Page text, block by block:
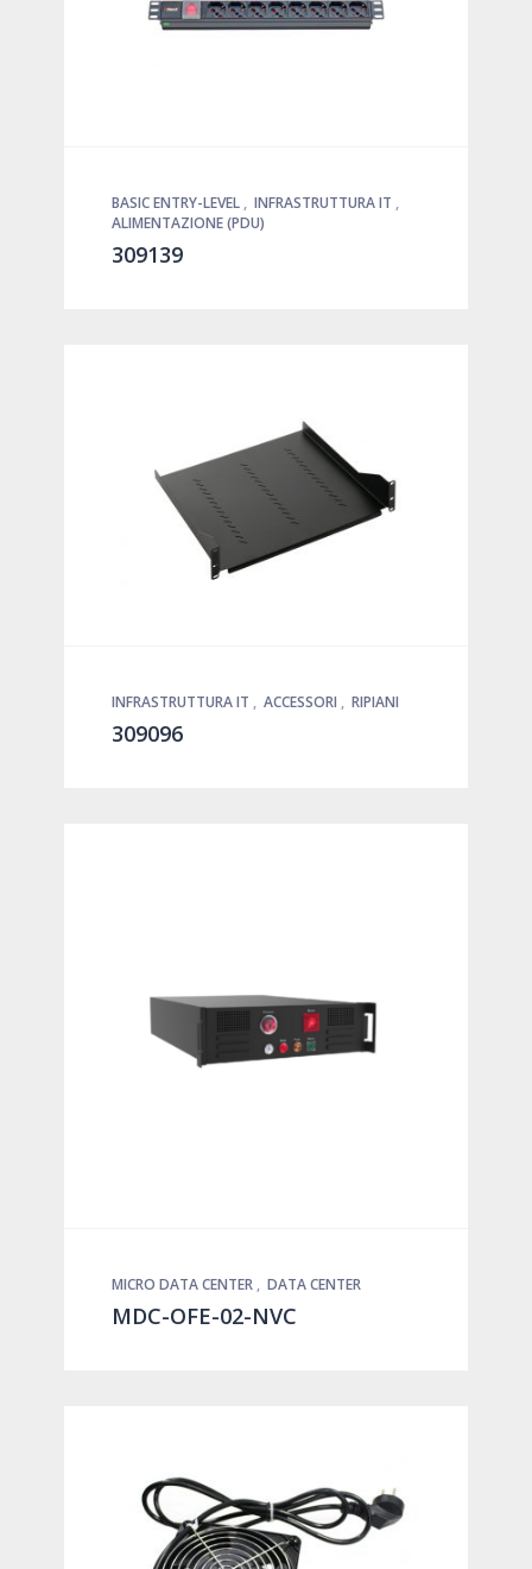
BASIC ENTRY-LEVEL , INFRASTRUTTURA IT ,
ALIMENTAZIONE (PDU)
309139
INFRASTRUTTURA IT , ACCESSORI , RIPIANI
309096
MICRO DATA CENTER , DATA CENTER
MDC-OFE-02-NVC